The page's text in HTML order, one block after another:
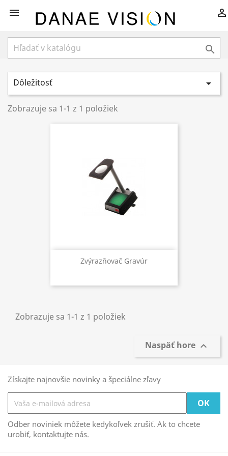
 

Dôležitosť 
Zobrazuje sa 1-1 z 1 položiek
Zvýrazňovač Gravúr
Zobrazuje sa 1-1 z 1 položiek
Naspäť hore 
Získajte najnovšie novinky a špeciálne zľavy
Odber noviniek môžete kedykoľvek zrušiť. Ak to chcete
urobiť, kontaktujte nás.